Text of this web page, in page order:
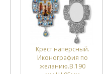
Крест наперсный.
Иконография по
желанию.В.190